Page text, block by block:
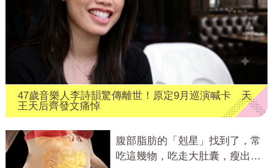
47歲音樂人李詩韻驚傳離世！原定9月巡演喊卡 天
王天后齊發文痛悼
腹部脂肪的「剋星」找到了，常
吃這幾物，吃走大肚囊，瘦出小